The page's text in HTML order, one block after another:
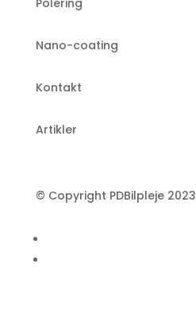
Nano-coating
Kontakt
Artikler
© Copyright PDBilpleje 2023